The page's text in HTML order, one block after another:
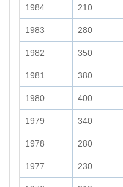
1984 210
1983 280
1982 350
1981 380
1980 400
1979 340
1978 280
1977 230